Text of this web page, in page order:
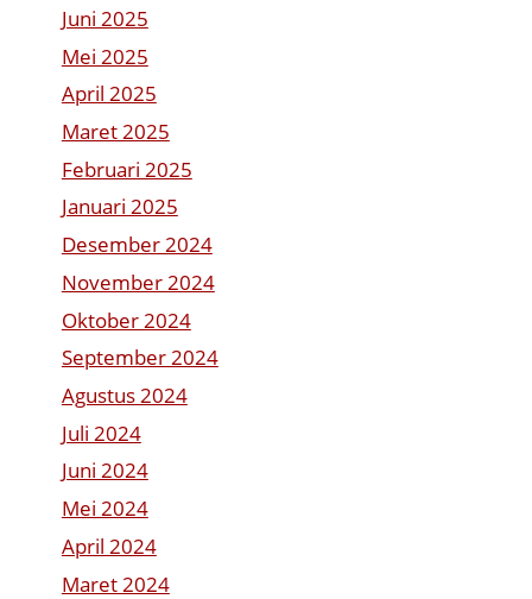
Juni 2025
Mei 2025
April 2025
Maret 2025
Februari 2025
Januari 2025
Desember 2024
November 2024
Oktober 2024
September 2024
Agustus 2024
Juli 2024
Juni 2024
Mei 2024
April 2024
Maret 2024